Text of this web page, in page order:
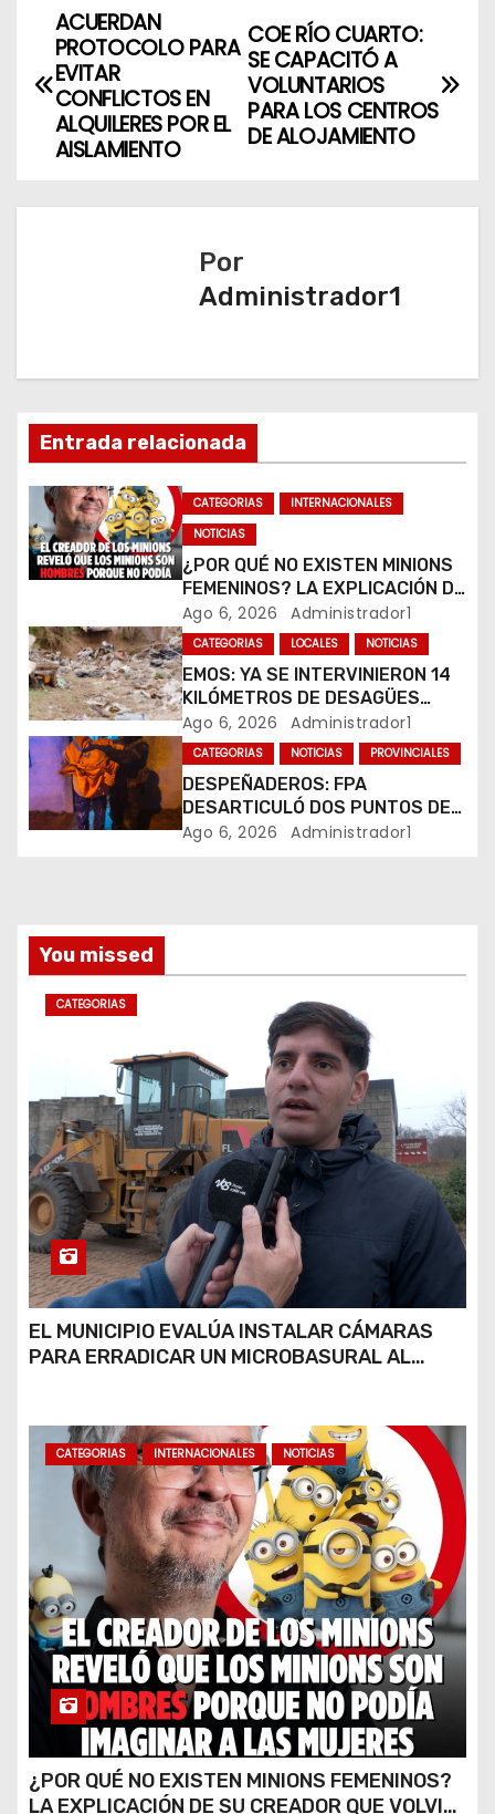
N
a
g
n
d
e
e
n
t
r
a
d
COE RÍO CUARTO:
SE CAPACITÓ A
VOLUNTARIOS
PARA LOS CENTROS
DE ALOJAMIENTO
ACUERDAN
PROTOCOLO PARA
EVITAR
CONFLICTOS EN
ALQUILERES POR EL
AISLAMIENTO
Por
Administrador1
Entrada relacionada
CATEGORIAS
INTERNACIONALES
NOTICIAS
¿POR QUÉ NO EXISTEN MINIONS
FEMENINOS? LA EXPLICACIÓN DE
SU CREADOR QUE VOLVIÓ A
VIRALIZARSE
Ago 6, 2026 Administrador1
CATEGORIAS LOCALES NOTICIAS
EMOS: YA SE INTERVINIERON 14
KILÓMETROS DE DESAGÜES
PLUVIALES
Ago 6, 2026 Administrador1
CATEGORIAS NOTICIAS PROVINCIALES
DESPEÑADEROS: FPA
DESARTICULÓ DOS PUNTOS DE
VENTA DE DROGAS. TRES
Ago 6, 2026 Administrador1
You missed
CATEGORIAS
EL MUNICIPIO EVALÚA INSTALAR CÁMARAS
PARA ERRADICAR UN MICROBASURAL AL
CATEGORIAS INTERNACIONALES NOTICIAS
¿POR QUÉ NO EXISTEN MINIONS FEMENINOS?
LA EXPLICACIÓN DE SU CREADOR QUE VOLVIÓ